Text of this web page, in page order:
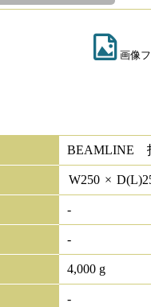
画像
BEAMLINE
W250 × D(L)
-
-
4,000 g
-